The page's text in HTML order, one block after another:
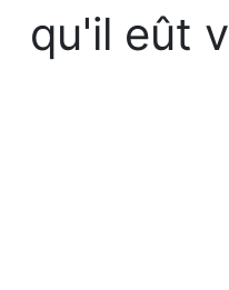
qu'il eût v